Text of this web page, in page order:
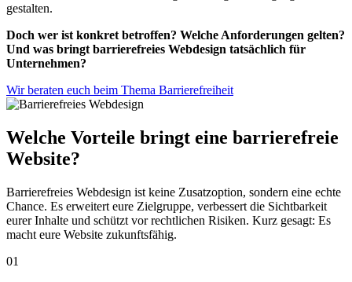
gestalten.
Doch wer ist konkret betroffen? Welche Anforderungen gelten?
Und was bringt barrierefreies Webdesign tatsächlich für
Unternehmen?
Wir beraten euch beim Thema Barrierefreiheit
Welche Vorteile bringt eine barrierefreie
Website?
Barrierefreies Webdesign ist keine Zusatzoption, sondern eine echte
Chance. Es erweitert eure Zielgruppe, verbessert die Sichtbarkeit
eurer Inhalte und schützt vor rechtlichen Risiken. Kurz gesagt: Es
macht eure Website zukunftsfähig.
01